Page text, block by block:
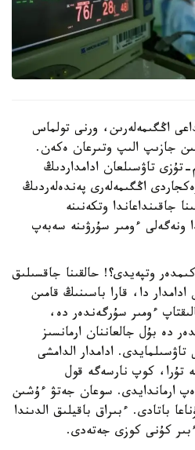
اڭگىمەلەرىن، ورنى تولماس
جازىپ الىپ وتىرعان ەكەن.
تۇزى تاۋسىلعان ادامداردىڭ
اڭگىمەلەرى پەندەلەردىڭ
جاقىنداعاندا وتكەنىنە
ونەگەلى ءومىر سۇرۋىنە سەبەپ
وتپەيدى؟! حالقىنا جاقسىلىق
دا، قارا باسىنىڭ قامىن
ءومىر سۇرگەندەر دە،
دە بۇل جالعاننان ارمانسىز
ادامدار الدامشى
تۇرا، كوپ نارسەگە قول
ارماندايدى. سوعان جەتۋ ءۇشىن
باتادى. ءبىراق باقيلىق الدىندا
كۇنى كوزى جەتەدى.